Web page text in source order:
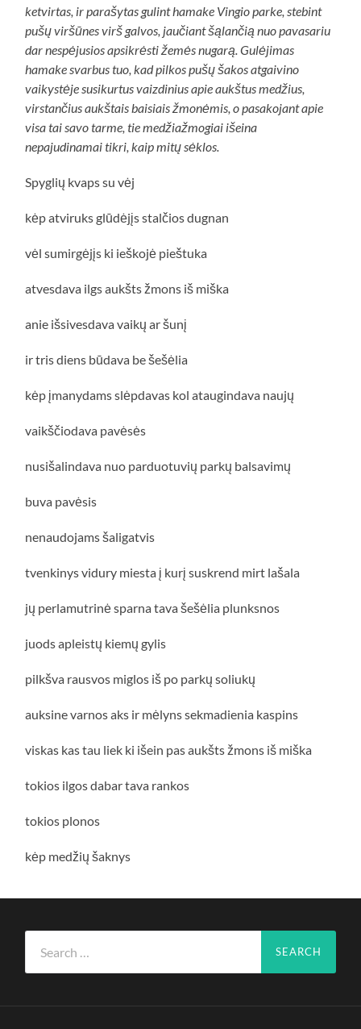
ketvirtas, ir parašytas gulint hamake Vingio parke, stebint
pušų viršūnes virš galvos, jaučiant šąlančią nuo pavasariu
dar nespėjusios apsikrėsti žemės nugarą. Gulėjimas
hamake svarbus tuo, kad pilkos pušų šakos atgaivino
vaikystėje susikurtus vaizdinius apie aukštus medžius,
virstančius aukštais baisiais žmonėmis, o pasakojant apie
visa tai savo tarme, tie medžiažmogiai išeina
nepajudinamai tikri, kaip mitų sėklos.
Spyglių kvaps su vėj
kėp atviruks glūdėjįs stalčios dugnan
vėl sumirgėjįs ki ieškojė pieštuka
atvesdava ilgs aukšts žmons iš miška
anie išsivesdava vaikų ar šunį
ir tris diens būdava be šešėlia
kėp įmanydams slėpdavas kol ataugindava naujų
vaikščiodava pavėsės
nusišalindava nuo parduotuvių parkų balsavimų
buva pavėsis
nenaudojams šaligatvis
tvenkinys vidury miesta į kurį suskrend mirt lašala
jų perlamutrinė sparna tava šešėlia plunksnos
juods apleistų kiemų gylis
pilkšva rausvos miglos iš po parkų soliukų
auksine varnos aks ir mėlyns sekmadienia kaspins
viskas kas tau liek ki išein pas aukšts žmons iš miška
tokios ilgos dabar tava rankos
tokios plonos
kėp medžių šaknys
for: